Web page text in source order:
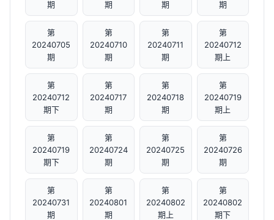
期
期
期
期
第
20240705
期
第
20240710
期
第
20240711
期
第
20240712
期上
第
20240712
期下
第
20240717
期
第
20240718
期
第
20240719
期上
第
20240719
期下
第
20240724
期
第
20240725
期
第
20240726
期
第
20240731
期
第
20240801
期
第
20240802
期上
第
20240802
期下